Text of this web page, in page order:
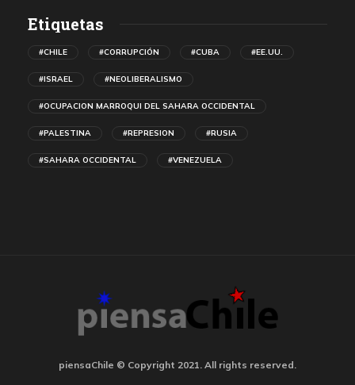
Etiquetas
#CHILE #CORRUPCIÓN #CUBA #EE.UU.
#ISRAEL #NEOLIBERALISMO
#OCUPACION MARROQUI DEL SAHARA OCCIDENTAL
#PALESTINA #REPRESION #RUSIA
#SAHARA OCCIDENTAL #VENEZUELA
piensaChile © Copyright 2021. All rights reserved.